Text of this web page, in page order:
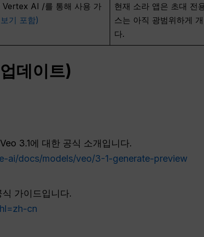
AI /를 통해 사용 가
기 포함)
현재 소라 앱은 초대 전
스는 아직 광범위하게
다.
데이트)
3.1에 대한 공식 소개입니다.
ai/docs/models/veo/3-1-generate-preview
가이드입니다.
cn